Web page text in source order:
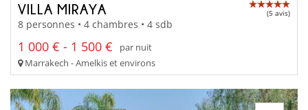
VILLA MIRAYA (5 avis)
8 personnes • 4 chambres • 4 sdb
1 000 € - 1 500 €
par nuit
Marrakech - Amelkis et environs